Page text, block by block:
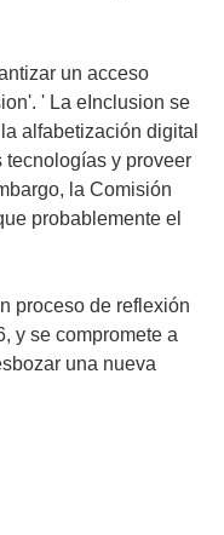
un acceso
' La eInclusion se
alfabetización digital
tecnologías y proveer
la Comisión
probablemente el
proceso de reflexión
y se compromete a
una nueva